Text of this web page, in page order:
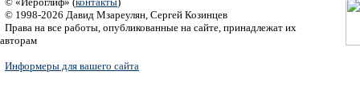
© 1998-2026 Давид Мзареулян, Сергей Козинцев
Права на все работы, опубликованные на сайте, принадлежат их
авторам
Информеры для вашего сайта